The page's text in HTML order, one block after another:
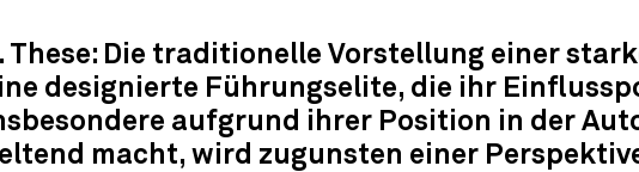
These: Die traditionelle Vorstellung einer
designierte Führungselite, die ihr
aufgrund ihrer Position in der
macht, wird zugunsten einer